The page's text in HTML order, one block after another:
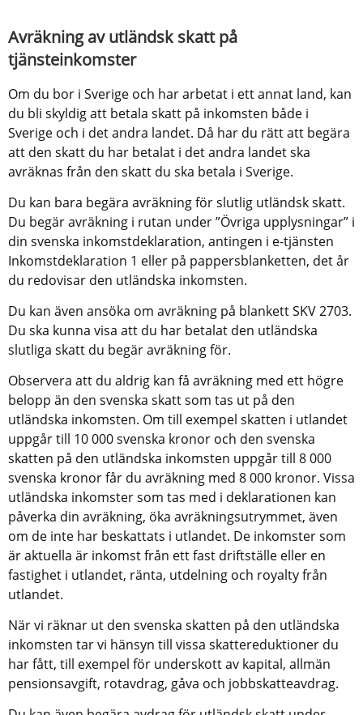
Avräkning av utländsk skatt på
tjänsteinkomster
Om du bor i Sverige och har arbetat i ett annat land, kan
du bli skyldig att betala skatt på inkomsten både i
Sverige och i det andra landet. Då har du rätt att begära
att den skatt du har betalat i det andra landet ska
avräknas från den skatt du ska betala i Sverige.
Du kan bara begära avräkning för slutlig utländsk skatt.
Du begär avräkning i rutan under ”Övriga upplysningar” i
din svenska inkomstdeklaration, antingen i e-tjänsten
Inkomstdeklaration 1 eller på pappersblanketten, det år
du redovisar den utländska inkomsten.
Du kan även ansöka om avräkning på blankett SKV 2703.
Du ska kunna visa att du har betalat den utländska
slutliga skatt du begär avräkning för.
Observera att du aldrig kan få avräkning med ett högre
belopp än den svenska skatt som tas ut på den
utländska inkomsten. Om till exempel skatten i utlandet
uppgår till 10 000 svenska kronor och den svenska
skatten på den utländska inkomsten uppgår till 8 000
svenska kronor får du avräkning med 8 000 kronor. Vissa
utländska inkomster som tas med i deklarationen kan
påverka din avräkning, öka avräkningsutrymmet, även
om de inte har beskattats i utlandet. De inkomster som
är aktuella är inkomst från ett fast driftställe eller en
fastighet i utlandet, ränta, utdelning och royalty från
utlandet.
När vi räknar ut den svenska skatten på den utländska
inkomsten tar vi hänsyn till vissa skattereduktioner du
har fått, till exempel för underskott av kapital, allmän
pensionsavgift, rotavdrag, gåva och jobbskatteavdrag.